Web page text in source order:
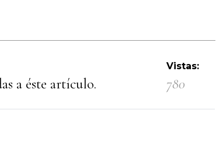
a éste artículo.
Vistas:
780